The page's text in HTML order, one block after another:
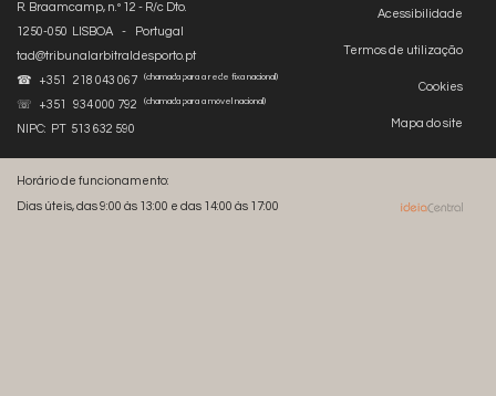
Acessibilidade
Termos de utilização
Cookies
Mapa do site
R. Braamcamp, n.º 12 - R/c Dto.
1250-050 LISBOA - Portugal
tad@tribunalarbitraldesporto.pt
☎ +351 218 043 067
(chamada para a rede fixa nacional)
☏ +351 934 000 792 (chamada para a móvel nacional)
NIPC: PT 513 632 590
Horário de funcionamento:
Dias úteis, das 9:00 às 13:00 e das 14:00 às 17:00